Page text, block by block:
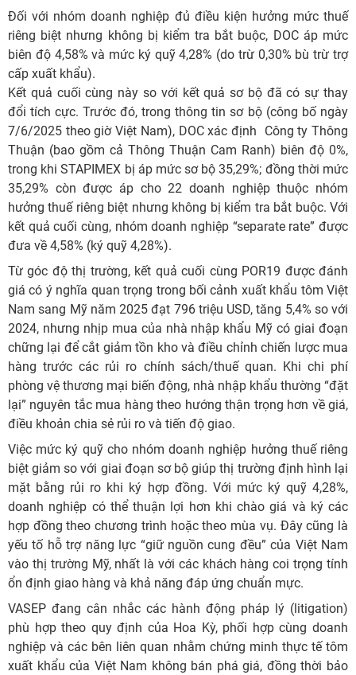
Đối với nhóm doanh nghiệp đủ điều kiện hưởng mức thuế
riêng biệt nhưng không bị kiểm tra bắt buộc, DOC áp mức
biên độ 4,58% và mức ký quỹ 4,28% (do trừ 0,30% bù trừ trợ
cấp xuất khẩu).
Kết quả cuối cùng này so với kết quả sơ bộ đã có sự thay
đổi tích cực. Trước đó, trong thông tin sơ bộ (công bố ngày
7/6/2025 theo giờ Việt Nam), DOC xác định Công ty Thông
Thuận (bao gồm cả Thông Thuận Cam Ranh) biên độ 0%,
trong khi STAPIMEX bị áp mức sơ bộ 35,29%; đồng thời mức
35,29% còn được áp cho 22 doanh nghiệp thuộc nhóm
hưởng thuế riêng biệt nhưng không bị kiểm tra bắt buộc. Với
kết quả cuối cùng, nhóm doanh nghiệp “separate rate” được
đưa về 4,58% (ký quỹ 4,28%).
Từ góc độ thị trường, kết quả cuối cùng POR19 được đánh
giá có ý nghĩa quan trọng trong bối cảnh xuất khẩu tôm Việt
Nam sang Mỹ năm 2025 đạt 796 triệu USD, tăng 5,4% so với
2024, nhưng nhịp mua của nhà nhập khẩu Mỹ có giai đoạn
chững lại để cắt giảm tồn kho và điều chỉnh chiến lược mua
hàng trước các rủi ro chính sách/thuế quan. Khi chi phí
phòng vệ thương mại biến động, nhà nhập khẩu thường “đặt
lại” nguyên tắc mua hàng theo hướng thận trọng hơn về giá,
điều khoản chia sẻ rủi ro và tiến độ giao.
Việc mức ký quỹ cho nhóm doanh nghiệp hưởng thuế riêng
biệt giảm so với giai đoạn sơ bộ giúp thị trường định hình lại
mặt bằng rủi ro khi ký hợp đồng. Với mức ký quỹ 4,28%,
doanh nghiệp có thể thuận lợi hơn khi chào giá và ký các
hợp đồng theo chương trình hoặc theo mùa vụ. Đây cũng là
yếu tố hỗ trợ năng lực “giữ nguồn cung đều” của Việt Nam
vào thị trường Mỹ, nhất là với các khách hàng coi trọng tính
ổn định giao hàng và khả năng đáp ứng chuẩn mực.
VASEP đang cân nhắc các hành động pháp lý (litigation)
phù hợp theo quy định của Hoa Kỳ, phối hợp cùng doanh
nghiệp và các bên liên quan nhằm chứng minh thực tế tôm
xuất khẩu của Việt Nam không bán phá giá, đồng thời bảo